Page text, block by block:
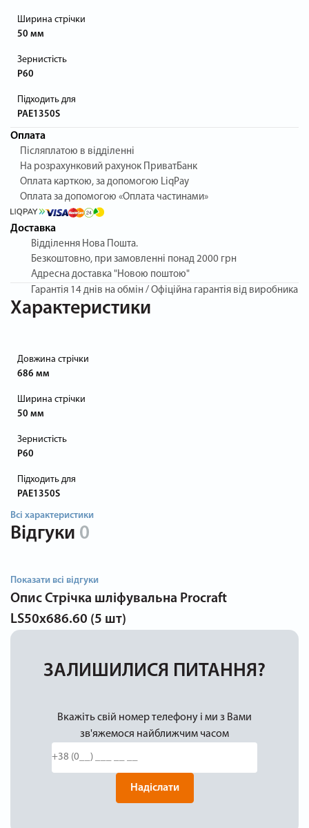
Ширина стрічки
50 мм
Зернистість
P60
Підходить для
PAE1350S
Оплата
Післяплатою в відділенні
На розрахунковий рахунок ПриватБанк
Оплата карткою, за допомогою LiqPay
Оплата за допомогою «Оплата частинами»
Доставка
Відділення Нова Пошта.
Безкоштовно, при замовленні понад 2000 грн
Адресна доставка "Новою поштою"
Гарантія 14 днів на обмін / Офіційна гарантія від виробника
Характеристики
Довжина стрічки
686 мм
Ширина стрічки
50 мм
Зернистість
P60
Підходить для
PAE1350S
Всі характеристики
Відгуки 0
Показати всі відгуки
Опис Стрічка шліфувальна Procraft
LS50x686.60 (5 шт)
ЗАЛИШИЛИСЯ ПИТАННЯ?
Вкажіть свій номер телефону і ми з Вами
зв'яжемося найближчим часом
Надіслати